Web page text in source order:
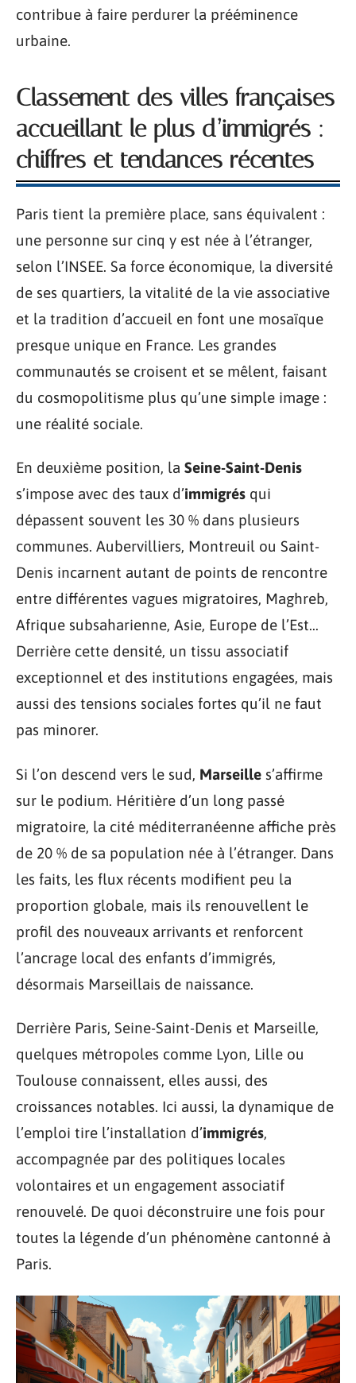
contribue à faire perdurer la prééminence
urbaine.
Classement des villes françaises
accueillant le plus d’immigrés :
chiffres et tendances récentes
Paris tient la première place, sans équivalent :
une personne sur cinq y est née à l’étranger,
selon l’INSEE. Sa force économique, la diversité
de ses quartiers, la vitalité de la vie associative
et la tradition d’accueil en font une mosaïque
presque unique en France. Les grandes
communautés se croisent et se mêlent, faisant
du cosmopolitisme plus qu’une simple image :
une réalité sociale.
En deuxième position, la Seine-Saint-Denis
s’impose avec des taux d’immigrés qui
dépassent souvent les 30 % dans plusieurs
communes. Aubervilliers, Montreuil ou Saint-
Denis incarnent autant de points de rencontre
entre différentes vagues migratoires, Maghreb,
Afrique subsaharienne, Asie, Europe de l’Est…
Derrière cette densité, un tissu associatif
exceptionnel et des institutions engagées, mais
aussi des tensions sociales fortes qu’il ne faut
pas minorer.
Si l’on descend vers le sud, Marseille s’affirme
sur le podium. Héritière d’un long passé
migratoire, la cité méditerranéenne affiche près
de 20 % de sa population née à l’étranger. Dans
les faits, les flux récents modifient peu la
proportion globale, mais ils renouvellent le
profil des nouveaux arrivants et renforcent
l’ancrage local des enfants d’immigrés,
désormais Marseillais de naissance.
Derrière Paris, Seine-Saint-Denis et Marseille,
quelques métropoles comme Lyon, Lille ou
Toulouse connaissent, elles aussi, des
croissances notables. Ici aussi, la dynamique de
l’emploi tire l’installation d’immigrés,
accompagnée par des politiques locales
volontaires et un engagement associatif
renouvelé. De quoi déconstruire une fois pour
toutes la légende d’un phénomène cantonné à
Paris.